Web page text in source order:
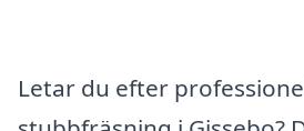
Letar du efter